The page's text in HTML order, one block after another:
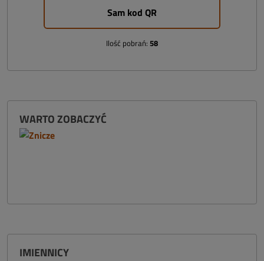
Sam kod QR
Ilość pobrań: 58
WARTO ZOBACZYĆ
IMIENNICY